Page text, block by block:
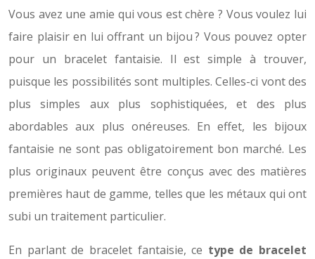
Vous avez une amie qui vous est chère ? Vous voulez lui
faire plaisir en lui offrant un bijou ? Vous pouvez opter
pour un bracelet fantaisie. Il est simple à trouver,
puisque les possibilités sont multiples. Celles-ci vont des
plus simples aux plus sophistiquées, et des plus
abordables aux plus onéreuses. En effet, les bijoux
fantaisie ne sont pas obligatoirement bon marché. Les
plus originaux peuvent être conçus avec des matières
premières haut de gamme, telles que les métaux qui ont
subi un traitement particulier.
En parlant de bracelet fantaisie, ce type de bracelet